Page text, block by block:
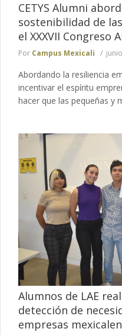
CETYS Alumni
sostenibilidad de
el XXXVII Congreso
Por Campus Mexicali
Abordando la resiliencia
incentivar el espíritu
hacer que las pequeñas y
Alumnos de LAE
detección de
empresas